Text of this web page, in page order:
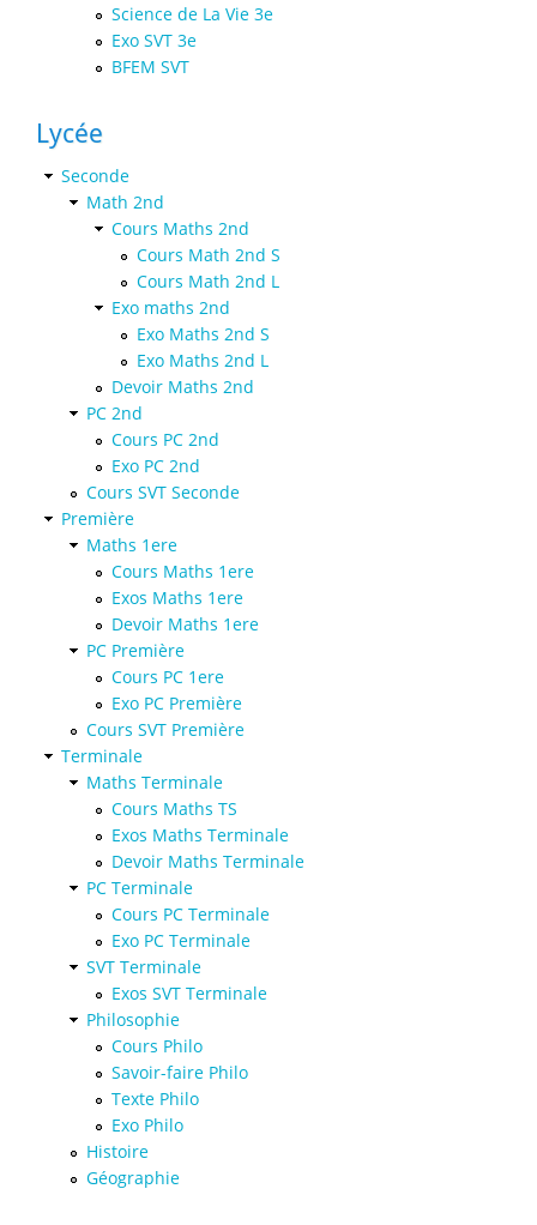
Science de La Vie 3e
Exo SVT 3e
BFEM SVT
Lycée
Seconde
Math 2nd
Cours Maths 2nd
Cours Math 2nd S
Cours Math 2nd L
Exo maths 2nd
Exo Maths 2nd S
Exo Maths 2nd L
Devoir Maths 2nd
PC 2nd
Cours PC 2nd
Exo PC 2nd
Cours SVT Seconde
Première
Maths 1ere
Cours Maths 1ere
Exos Maths 1ere
Devoir Maths 1ere
PC Première
Cours PC 1ere
Exo PC Première
Cours SVT Première
Terminale
Maths Terminale
Cours Maths TS
Exos Maths Terminale
Devoir Maths Terminale
PC Terminale
Cours PC Terminale
Exo PC Terminale
SVT Terminale
Exos SVT Terminale
Philosophie
Cours Philo
Savoir-faire Philo
Texte Philo
Exo Philo
Histoire
Géographie